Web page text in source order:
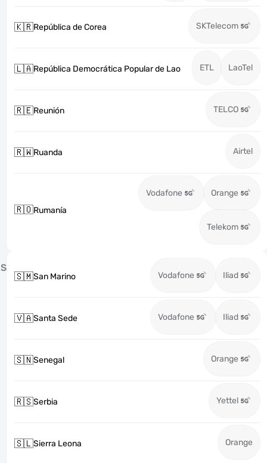
🇰🇷República de Corea SKTelecom
🇱🇦República Democrática Popular de Lao ETL LaoTel
🇷🇪Reunión TELCO
🇷🇼Ruanda Airtel
🇷🇴Rumanía
Vodafone Orange
Telekom
S
🇸🇲San Marino Vodafone Iliad
🇻🇦Santa Sede Vodafone Iliad
🇸🇳Senegal Orange
🇷🇸Serbia Yettel
🇸🇱Sierra Leona Orange